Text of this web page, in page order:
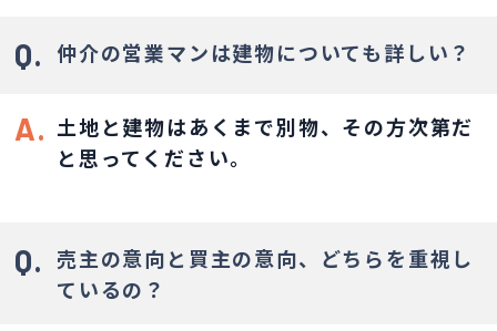
Q. 仲介の営業マンは建物についても詳しい？
A. 土地と建物はあくまで別物、その方次第だ
と思ってください。
Q.
売主の意向と買主の意向、どちらを重視し
ているの？